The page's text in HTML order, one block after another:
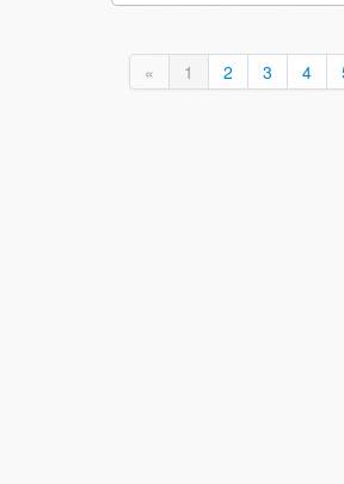
« 1 2 3 4